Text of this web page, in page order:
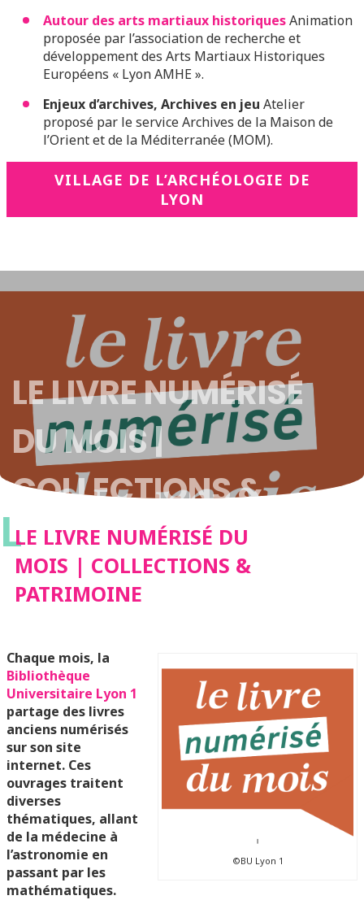
Autour des arts martiaux historiquesAnimation
proposée par l’association de recherche et
développement des Arts Martiaux Historiques
Européens « Lyon AMHE ».
Enjeux d’archives, Archives en jeu Atelier
proposé par le service Archives de la Maison de
l’Orient et de la Méditerranée (MOM).
VILLAGE DE L’ARCHÉOLOGIE DE
LYON
LE LIVRE NUMÉRISÉ
DU MOIS |
COLLECTIONS &
PATRIMOINE
LLE LIVRE NUMÉRISÉ DU
MOIS | COLLECTIONS &
PATRIMOINE
©BU Lyon 1
Chaque mois, la
Bibliothèque
Universitaire Lyon 1
partage des livres
anciens numérisés
sur son site
internet. Ces
ouvrages traitent
diverses
thématiques, allant
de la médecine à
l’astronomie en
passant par les
mathématiques.